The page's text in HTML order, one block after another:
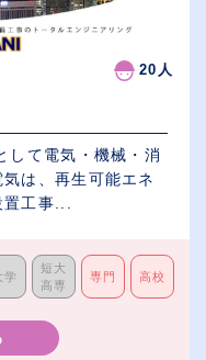
20人
して電気・機械・消
は、再生可能エネ
工事...
学
短大
高専
専門 高校